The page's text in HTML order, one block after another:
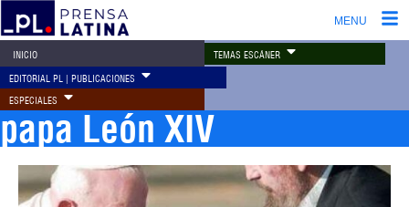
MENU
INICIO TEMAS ESCÁNER
EDITORIAL PL | PUBLICACIONES
ESPECIALES
papa León XIV